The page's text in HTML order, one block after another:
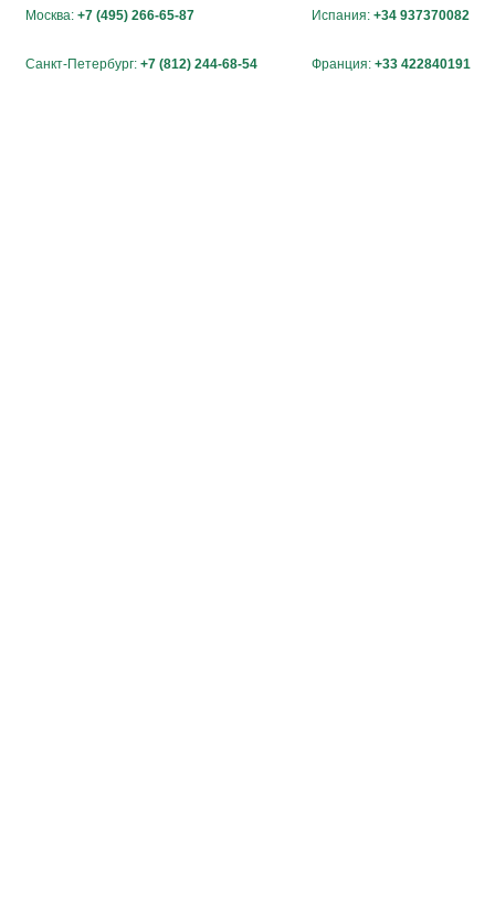
Москва: +7 (495) 266-65-87 Испания: +34 937370082
Санкт-Петербург: +7 (812) 244-68-54 Франция: +33 422840191